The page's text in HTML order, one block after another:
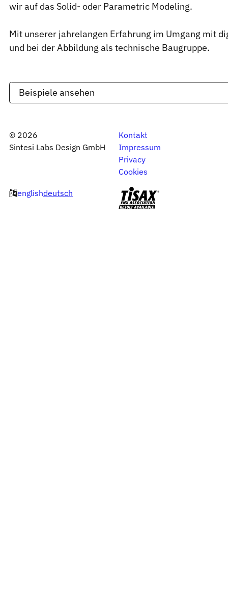
wir auf das Solid- oder Parametric Modeling.
Mit unserer jahrelangen Erfahrung im Umgang mit
und bei der Abbildung als technische Baugruppe.
Beispiele ansehen
© 2026
Sintesi Labs Design GmbH
Kontakt
Impressum
Privacy
Cookies
englishdeutsch